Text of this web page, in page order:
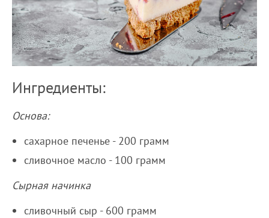
Ингредиенты:
Основа:
сахарное печенье - 200 грамм
сливочное масло - 100 грамм
Сырная начинка
сливочный сыр - 600 грамм